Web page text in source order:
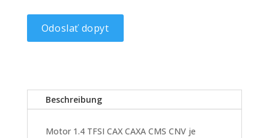
Beschreibung
Motor 1.4 TFSI CAX CAXA CMS CNV je